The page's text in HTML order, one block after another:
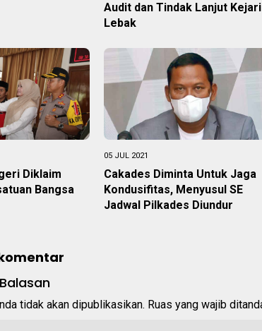
Audit dan Tindak Lanjut Kejari
Lebak
Diklaim
Bangsa
05 JUL 2021
Cakades Diminta Untuk Jaga
Kondusifitas, Menyusul SE
Jadwal Pilkades Diundur
tidak akan dipublikasikan. Ruas yang wajib